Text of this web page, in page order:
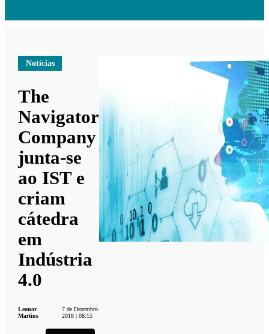
Notícias
The
Navigator
Company
junta-se
ao IST e
criam
cátedra
em
Indústria
4.0
Leonor
Martins
7 de Dezembro
2018 | 08:15